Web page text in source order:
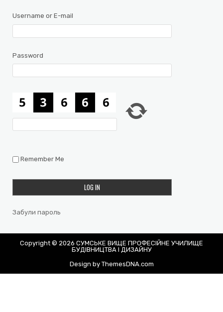
Username or E-mail
Password
Remember Me
Забули пароль
Copyright © 2026 СУМСЬКЕ ВИЩЕ ПРОФЕСІЙНЕ УЧИЛИЩЕ
БУДІВНИЦТВА І ДИЗАЙНУ
Design by ThemesDNA.com